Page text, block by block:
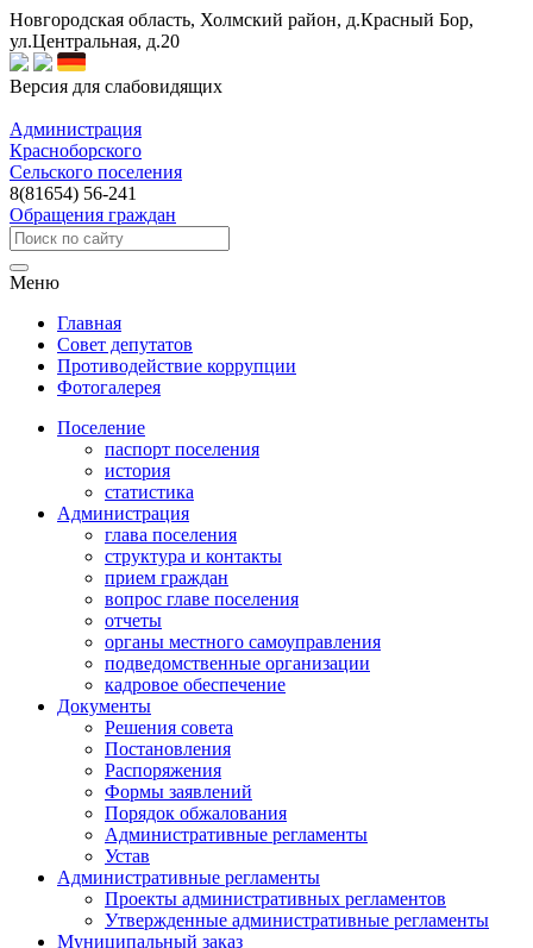
Новгородская область, Холмский район, д.Красный Бор,
ул.Центральная, д.20
Версия для слабовидящих
Администрация
Красноборского
Сельского поселения
8(81654) 56-241
Обращения граждан
Меню
Главная
Совет депутатов
Противодействие коррупции
Фотогалерея
Поселение
паспорт поселения
история
статистика
Администрация
глава поселения
структура и контакты
прием граждан
вопрос главе поселения
отчеты
органы местного самоуправления
подведомственные организации
кадровое обеспечение
Документы
Решения совета
Постановления
Распоряжения
Формы заявлений
Порядок обжалования
Административные регламенты
Устав
Административные регламенты
Проекты административных регламентов
Утвержденные административные регламенты
Муниципальный заказ